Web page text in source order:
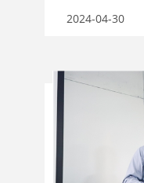
2024-04-30